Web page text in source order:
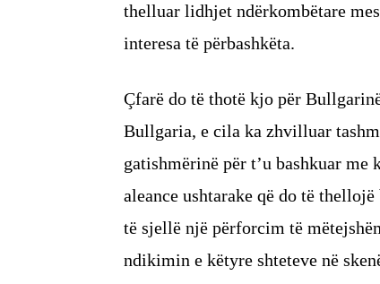
thelluar lidhjet ndërkombëtare
interesa të përbashkëta.
Çfarë do të thotë kjo për
Bullgaria, e cila ka zhvilluar
gatishmërinë për t’u bashkuar me
aleance ushtarake që do të
të sjellë një përforcim të
ndikimin e këtyre shteteve në